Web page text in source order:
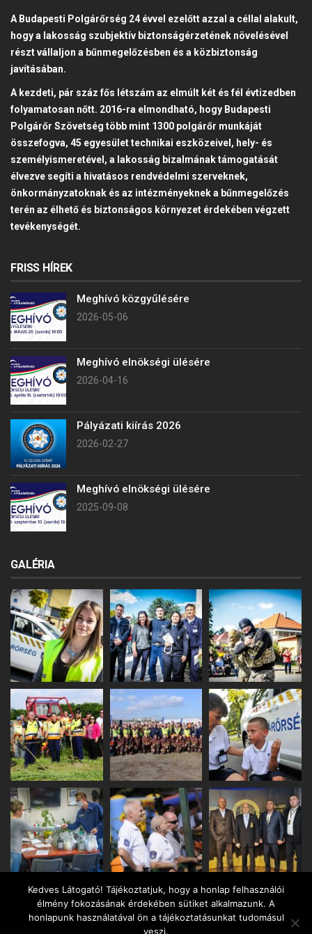
A Budapesti Polgárőrség 24 évvel ezelőtt azzal a céllal alakult,
hogy a lakosság szubjektív biztonságérzetének növelésével
részt vállaljon a bűnmegelőzésben és a közbiztonság
javításában.
A kezdeti, pár száz fős létszám az elmúlt két és fél évtizedben
folyamatosan nőtt. 2016-ra elmondható, hogy Budapesti
Polgárőr Szövetség több mint 1300 polgárőr munkáját
összefogva, 45 egyesület technikai eszközeivel, hely- és
személyismeretével, a lakosság bizalmának támogatását
élvezve segíti a hivatásos rendvédelmi szerveknek,
önkormányzatoknak és az intézményeknek a bűnmegelőzés
terén az élhető és biztonságos környezet érdekében végzett
tevékenységét.
FRISS HÍREK
Meghívó közgyűlésére
2026-05-06
Meghívó elnökségi ülésére
2026-04-16
Pályázati kiírás 2026
2026-02-27
Meghívó elnökségi ülésére
2025-09-08
GALÉRIA
Kedves Látogató! Tájékoztatjuk, hogy a honlap felhasználói
élmény fokozásának érdekében sütiket alkalmazunk. A
honlapunk használatával ön a tájékoztatásunkat tudomásul
veszi.